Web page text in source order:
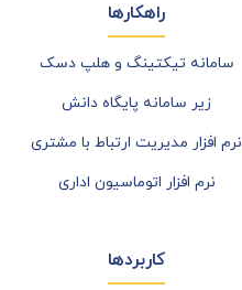
راهکارها
سامانه تیکتینگ و هلپ دسک
زیر سامانه پایگاه دانش
نرم افزار مدیریت ارتباط با مشتری
نرم افزار اتوماسیون اداری
کاربردها